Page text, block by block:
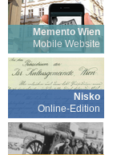
Memento Wien
Mobile Website
Nisko
Online-Edition